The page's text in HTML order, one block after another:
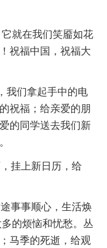
就在我们笑靥如花
祝福中国，祝福大
我们拿起手中的电
祝福；给亲爱的朋
的同学送去我们新
挂上新日历，给
事事顺心，生活焕
的烦恼和忧愁。丛
马季的死逝，给观